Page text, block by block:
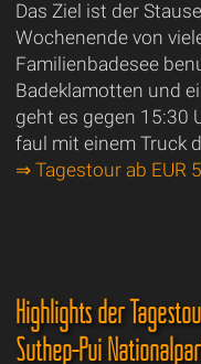
Das Ziel ist der
Wochenende von
Familienbadesee
Badeklamotten und
geht es gegen 15:30
faul mit einem Truck
⇒ Tagestour ab EUR
Highlights der
Suthep-Pui